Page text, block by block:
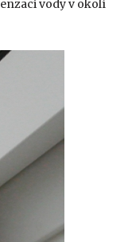
vody v okolí